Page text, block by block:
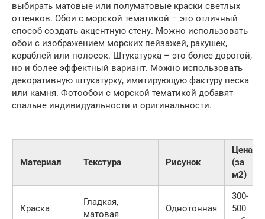
выбирать матовые или полуматовые краски светлых
оттенков. Обои с морской тематикой – это отличный
способ создать акцентную стену. Можно использовать
обои с изображением морских пейзажей, ракушек,
кораблей или полосок. Штукатурка – это более дорогой,
но и более эффектный вариант. Можно использовать
декоративную штукатурку, имитирующую фактуру песка
или камня. Фотообои с морской тематикой добавят
спальне индивидуальности и оригинальности.
Материал Текстура Рисунок
Цена
(за
м2)
Краска
Гладкая,
матовая
Однотонная
300-
500